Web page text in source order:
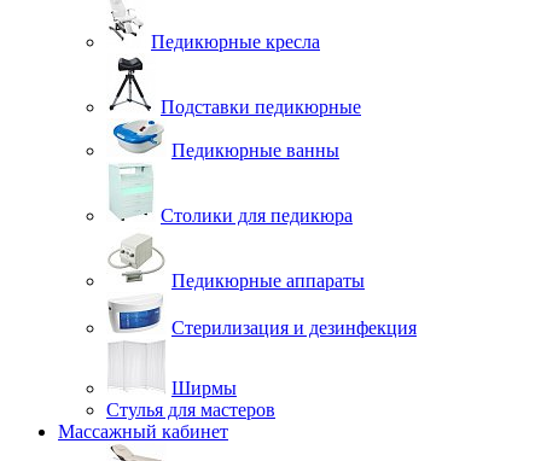
Педикюрные кресла
Подставки педикюрные
Педикюрные ванны
Столики для педикюра
Педикюрные аппараты
Стерилизация и дезинфекция
Ширмы
Стулья для мастеров
Массажный кабинет